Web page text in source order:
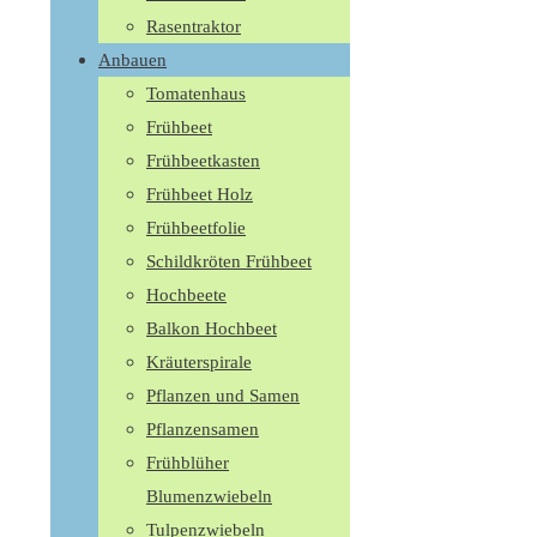
Rasentraktor
Anbauen
Tomatenhaus
Frühbeet
Frühbeetkasten
Frühbeet Holz
Frühbeetfolie
Schildkröten Frühbeet
Hochbeete
Balkon Hochbeet
Kräuterspirale
Pflanzen und Samen
Pflanzensamen
Frühblüher
Blumenzwiebeln
Tulpenzwiebeln